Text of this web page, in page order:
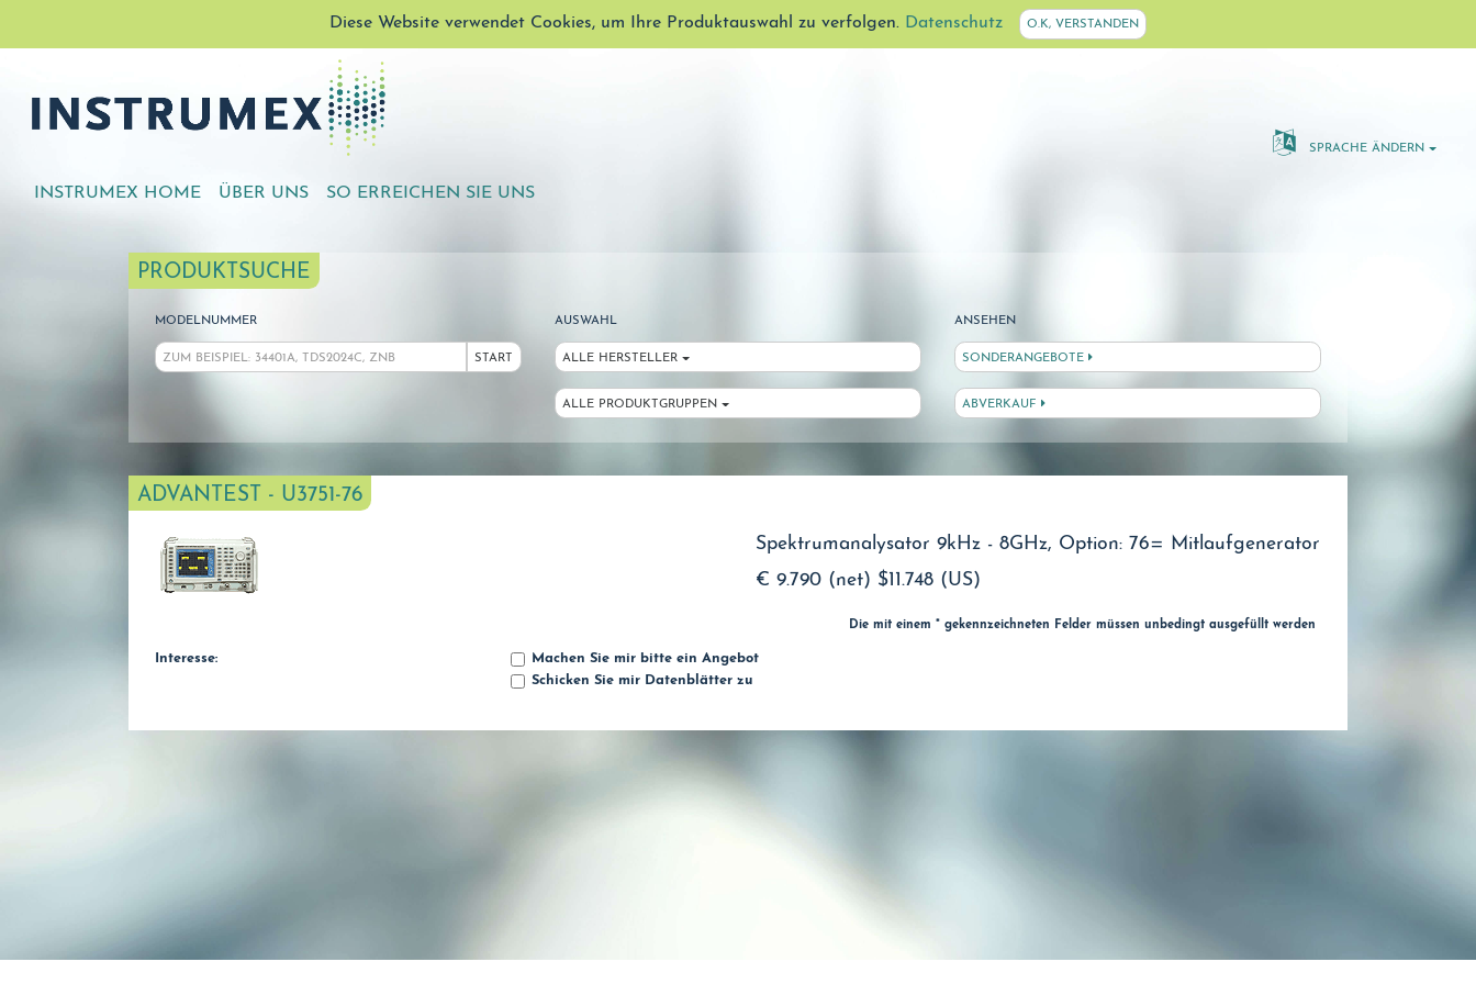
Diese Website verwendet Cookies, um Ihre Produktauswahl zu verfolgen. Datenschutz O.K, VERSTANDEN
SPRACHE ÄNDERN
INSTRUMEX HOME ÜBER UNS SO ERREICHEN SIE UNS
PRODUKTSUCHE
MODELNUMMER
START
AUSWAHL
ALLE HERSTELLER
ALLE PRODUKTGRUPPEN
ANSEHEN
SONDERANGEBOTE
ABVERKAUF
ADVANTEST - U3751-76
Spektrumanalysator 9kHz - 8GHz, Option: 76= Mitlaufgenerator
€ 9.790 (net) $11.748 (US)
Die mit einem * gekennzeichneten Felder müssen unbedingt ausgefüllt werden
Interesse:
Machen Sie mir bitte ein Angebot
Schicken Sie mir Datenblätter zu